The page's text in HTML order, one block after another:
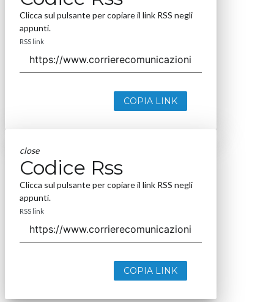
Clicca sul pulsante per copiare il link RSS negli
appunti.
RSS link
COPIA LINK
close
Codice Rss
Clicca sul pulsante per copiare il link RSS negli
appunti.
RSS link
COPIA LINK